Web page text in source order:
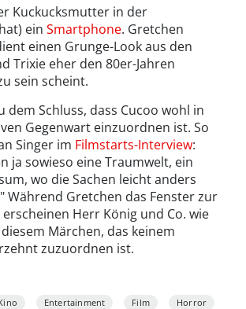
Kuckucksmutter in der
ein Smartphone. Gretchen
einen Grunge-Look aus den
Trixie eher den 80er-Jahren
sein scheint.
dem Schluss, dass Cucoo wohl in
Gegenwart einzuordnen ist. So
Singer im Filmstarts-Interview:
ja sowieso eine Traumwelt, ein
wo die Sachen leicht anders
Während Gretchen das Fenster zur
Herr König und Co. wie
Märchen, das keinem
zuzuordnen ist.
Entertainment Film Horror